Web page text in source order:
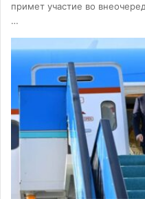
примет участие во
…